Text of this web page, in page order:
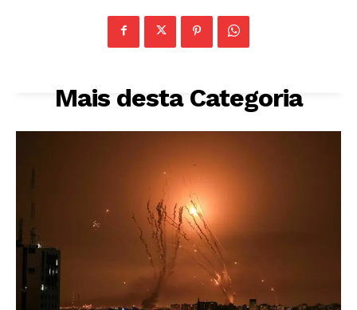
Mais desta Categoria